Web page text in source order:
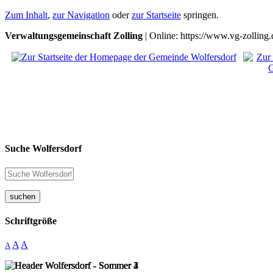
Zum Inhalt, zur Navigation oderzur Startseite springen.
Verwaltungsgemeinschaft Zolling | Online: https://www.vg-
Suche Wolfersdorf
suchen
Schriftgröße
A A A